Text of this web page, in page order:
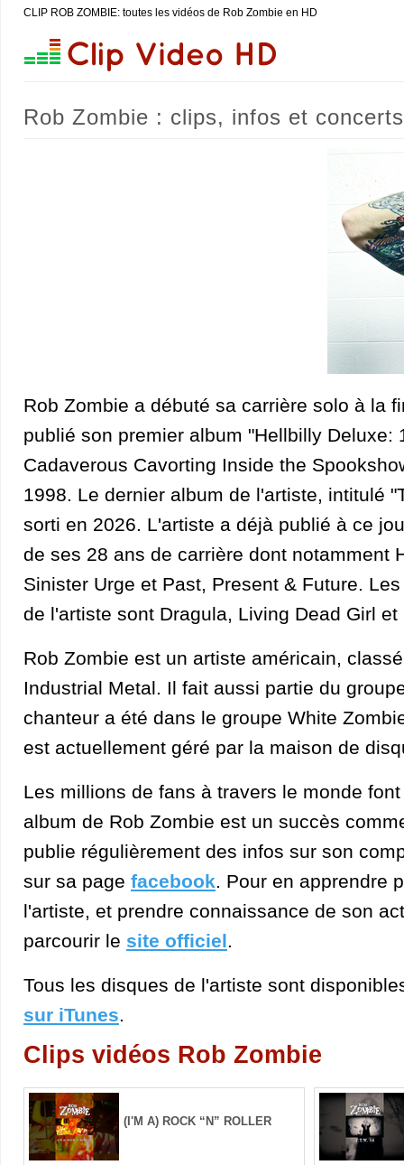
CLIP ROB ZOMBIE: toutes les vidéos de Rob Zombie en HD
Rob Zombie : clips, infos et concerts
Rob Zombie a débuté sa carrière solo à la
publié son premier album "Hellbilly Deluxe:
Cadaverous Cavorting Inside the
1998. Le dernier album de l'artiste, intitulé
sorti en 2026. L'artiste a déjà publié à ce
de ses 28 ans de carrière dont notamment
Sinister Urge et Past, Present & Future.
de l'artiste sont Dragula, Living Dead Girl et
Rob Zombie est un artiste américain,
Industrial Metal. Il fait aussi partie du
chanteur a été dans le groupe White
est actuellement géré par la maison de
Les millions de fans à travers le monde
album de Rob Zombie est un succès
publie régulièrement des infos sur son
sur sa page facebook. Pour en apprendre
l'artiste, et prendre connaissance de son
parcourir le site officiel.
Tous les disques de l'artiste sont
sur iTunes.
Clips vidéos Rob Zombie
(I'M A) ROCK “N” ROLLER